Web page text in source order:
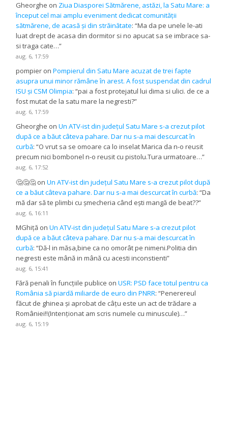
Gheorghe on Ziua Diasporei Sătmărene, astăzi, la Satu Mare: a
început cel mai amplu eveniment dedicat comunității
sătmărene, de acasă și din străinătate: “Ma da pe unele le-ati
luat drept de acasa din dormitor si no apucat sa se imbrace sa-
si traga cate…”
aug. 6, 17:59
pompier onPompierul din Satu Mare acuzat de trei fapte
asupra unui minor rămâne în arest. A fost suspendat din cadrul
ISU și CSM Olimpia: “pai a fost protejatul lui dima si ulici. de ce a
fost mutat de la satu mare la negresti?”
aug. 6, 17:59
Gheorghe onUn ATV-ist din județul Satu Mare s-a crezut pilot
după ce a băut câteva pahare. Dar nu s-a mai descurcat în
curbă: “O vrut sa se omoare ca lo inselat Marica da n-o reusit
precum nici bombonel n-o reusit cu pistolu.Tura urmatoare…”
aug. 6, 17:52
🤔🤔🤔 onUn ATV-ist din județul Satu Mare s-a crezut pilot după
ce a băut câteva pahare. Dar nu s-a mai descurcat în curbă: “Da
mă dar să te plimbi cu șmecheria când ești mangă de beat??”
aug. 6, 16:11
MGhiță onUn ATV-ist din județul Satu Mare s-a crezut pilot
după ce a băut câteva pahare. Dar nu s-a mai descurcat în
curbă: “Dă-l in măsa,bine ca no omorât pe nimeni.Politia din
negresti este mână in mână cu acesti inconstienti”
aug. 6, 15:41
Fără penali în funcțiile publice onUSR: PSD face totul pentru ca
România să piardă miliarde de euro din PNRR: “Penerereul
făcut de ghinea și aprobat de câțu este un act de trădare a
României!!(Intenționat am scris numele cu minuscule)…”
aug. 6, 15:19